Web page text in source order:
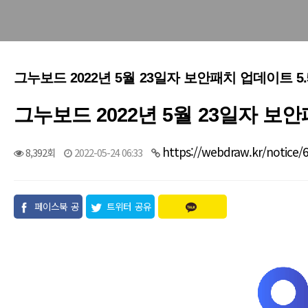
그누보드 2022년 5월 23일자 보안패치 업데이트
그누보드 2022년 5월 23일자 보
8,392회 2022-05-24 06:33 https://webdraw.kr/notice/
페이스북 공
트위터 공유